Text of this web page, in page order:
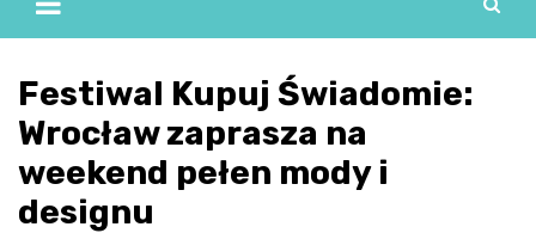
Festiwal Kupuj Świadomie:
Wrocław zaprasza na
weekend pełen mody i
designu